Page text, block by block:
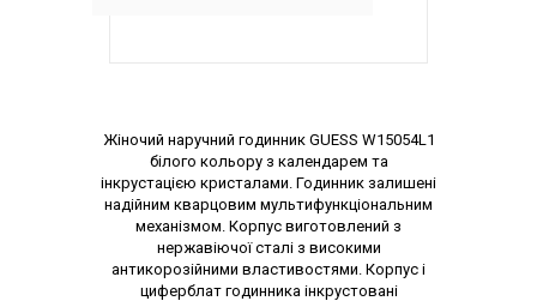
Опис товару
Жіночий наручний годинник GUESS W15054L1
білого кольору з календарем та
інкрустацією кристалами. Годинник залишені
надійним кварцовим мультифункціональним
механізмом. Корпус виготовлений з
нержавіючої сталі з високими
антикорозійними властивостями. Корпус і
циферблат годинника інкрустовані